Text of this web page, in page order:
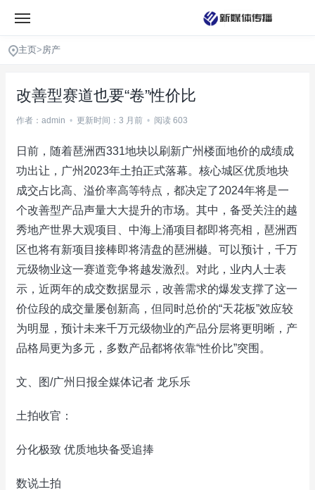
主页>房产
改善型赛道也要“卷”性价比
作者：admin • 更新时间：3 月前 • 阅读 603
日前，随着琶洲西331地块以刷新广州楼面地价的成绩成
功出让，广州2023年土拍正式落幕。核心城区优质地块
成交占比高、溢价率高等特点，都决定了2024年将是一
个改善型产品声量大大提升的市场。其中，备受关注的越
秀地产世界大观项目、中海上涌项目都即将亮相，琶洲西
区也将有新项目接棒即将清盘的琶洲樾。可以预计，千万
元级物业这一赛道竞争将越发激烈。对此，业内人士表
示，近两年的成交数据显示，改善需求的爆发支撑了这一
价位段的成交量屡创新高，但同时总价的“天花板”效应较
为明显，预计未来千万元级物业的产品分层将更明晰，产
品格局更为多元，多数产品都将依靠“性价比”突围。
文、图/广州日报全媒体记者 龙乐乐
土拍收官：
分化极致 优质地块备受追捧
数说土拍